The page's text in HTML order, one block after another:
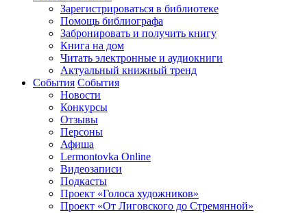
Зарегистрироваться в библиотеке
Помощь библиографа
Забронировать и получить книгу
Книга на дом
Читать электронные и аудиокниги
Актуальный книжный тренд
События События
Новости
Конкурсы
Отзывы
Персоны
Афиша
Lermontovka Online
Видеозаписи
Подкасты
Проект «Голоса художников»
Проект «От Лиговского до Стремянной»